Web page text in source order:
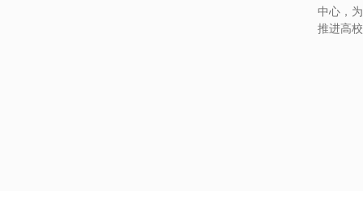
中心，
推进高